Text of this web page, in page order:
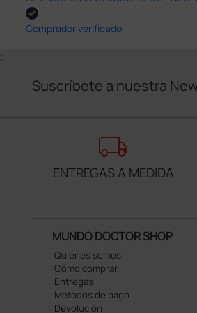
Comprador verificado
;
Suscríbete a nuestra
local_shipping
ENTREGAS A MEDIDA
MUNDO DOCTOR SHOP
Quiénes somos
Cómo comprar
Entregas
Métodos de pago
Devolución